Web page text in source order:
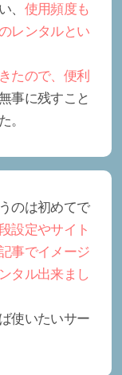
、 使用頻度も
レンタルとい
たので、便利
事に残すこと
。
のは初めてで
設定やサイト
事でイメージ
タル出来まし
使いたいサー